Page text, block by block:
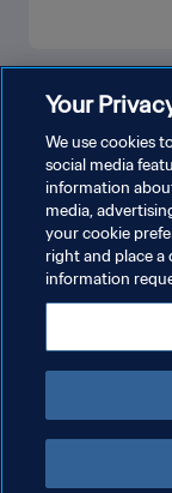
プライバシーポリシー
クッキー設定の管理
Copyright © 1994 - 2026
Your
We use cookies
social media
information
media,
your cookie
right and place a
information